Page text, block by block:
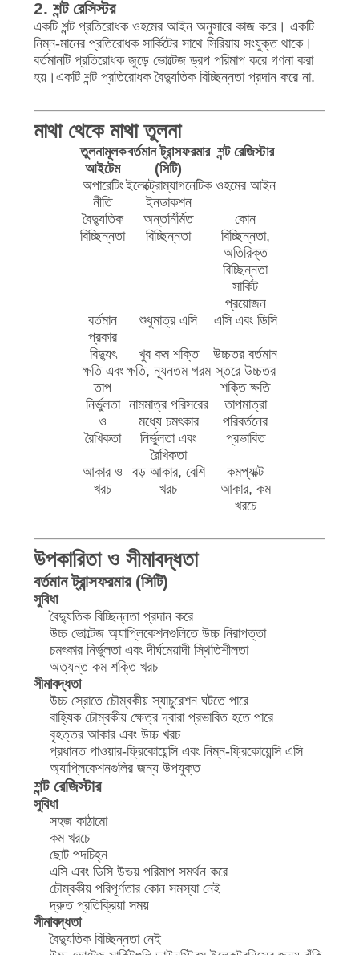
ম্যাপ
PRIVACY
POLICY
2. শন্ট রেসিস্টর
একটি শন্ট প্রতিরোধক ওহমের আইন অনুসারে কাজ করে। একটি
নিম্ন-মানের প্রতিরোধক সার্কিটের সাথে সিরিয়ায় সংযুক্ত থাকে।
বর্তমানটি প্রতিরোধক জুড়ে ভোল্টেজ ড্রপ পরিমাপ করে গণনা করা
হয়।একটি শন্ট প্রতিরোধক বৈদ্যুতিক বিচ্ছিন্নতা প্রদান করে না.
মাথা থেকে মাথা তুলনা
তুলনামূলক
আইটেম
বর্তমান ট্রান্সফরমার
(সিটি)
শন্ট রেজিস্টার
অপারেটিং
নীতি
ইলেক্ট্রোম্যাগনেটিক
ইনডাকশন
ওহমের আইন
বৈদ্যুতিক
বিচ্ছিন্নতা
অন্তর্নির্মিত
বিচ্ছিন্নতা
কোন
বিচ্ছিন্নতা,
অতিরিক্ত
বিচ্ছিন্নতা
সার্কিট
প্রয়োজন
বর্তমান
প্রকার
শুধুমাত্র এসি এসি এবং ডিসি
বিদ্যুৎ
ক্ষতি এবং
তাপ
খুব কম শক্তি
ক্ষতি, ন্যূনতম গরম
উচ্চতর বর্তমান
স্তরে উচ্চতর
শক্তি ক্ষতি
নির্ভুলতা
ও
রৈখিকতা
নামমাত্র পরিসরের
মধ্যে চমৎকার
নির্ভুলতা এবং
রৈখিকতা
তাপমাত্রা
পরিবর্তনের
প্রভাবিত
আকার ও
খরচ
বড় আকার, বেশি
খরচ
কমপ্যাক্ট
আকার, কম
খরচে
উপকারিতা ও সীমাবদ্ধতা
বর্তমান ট্রান্সফরমার (সিটি)
সুবিধা
বৈদ্যুতিক বিচ্ছিন্নতা প্রদান করে
উচ্চ ভোল্টেজ অ্যাপ্লিকেশনগুলিতে উচ্চ নিরাপত্তা
চমৎকার নির্ভুলতা এবং দীর্ঘমেয়াদী স্থিতিশীলতা
অত্যন্ত কম শক্তি খরচ
সীমাবদ্ধতা
উচ্চ স্রোতে চৌম্বকীয় স্যাচুরেশন ঘটতে পারে
বাহ্যিক চৌম্বকীয় ক্ষেত্র দ্বারা প্রভাবিত হতে পারে
বৃহত্তর আকার এবং উচ্চ খরচ
প্রধানত পাওয়ার-ফ্রিকোয়েন্সি এবং নিম্ন-ফ্রিকোয়েন্সি এসি
অ্যাপ্লিকেশনগুলির জন্য উপযুক্ত
শন্ট রেজিস্টার
সুবিধা
সহজ কাঠামো
কম খরচে
ছোট পদচিহ্ন
এসি এবং ডিসি উভয় পরিমাপ সমর্থন করে
চৌম্বকীয় পরিপূর্ণতার কোন সমস্যা নেই
দ্রুত প্রতিক্রিয়া সময়
সীমাবদ্ধতা
বৈদ্যুতিক বিচ্ছিন্নতা নেই